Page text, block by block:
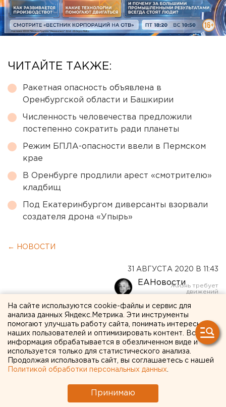
ЧИТАЙТЕ ТАКЖЕ:
Ракетная опасность объявлена в
Оренбургской области и Башкирии
Численность человечества предложили
постепенно сократить ради планеты
Режим БПЛА-опасности ввели в Пермском
крае
В Оренбурге продлили арест «смотрителю»
кладбищ
Под Екатеринбургом диверсанты взорвали
создателя дрона «Упырь»
← НОВОСТИ
31 АВГУСТА 2020 В 11:43
ЕАНовости
На уральском предприятии
нашли способ облегчить
труд крановщиков и
стропальщиков
На сайте используются cookie-файлы и сервис для
анализа данных Яндекс.Метрика. Эти инструменты
помогают улучшать работу сайта, понимать интересы
наших пользователей и оптимизировать контент. Вся
информация обрабатывается в обезличенном виде и
используется только для статистического анализа.
Продолжая использовать сайт, вы соглашаетесь с нашей
Политикой обработки персональных данных
Принимаю